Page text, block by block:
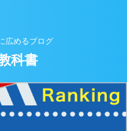
広めるブログ
科書